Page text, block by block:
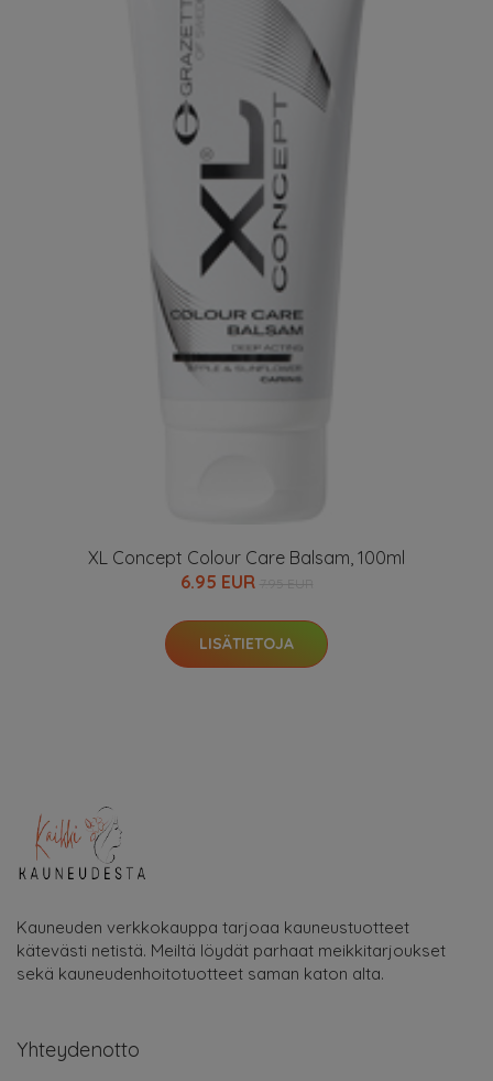
XL Concept Colour Care Balsam, 100ml
6.95 EUR
LISÄTIETOJA
Kauneuden verkkokauppa tarjoaa kauneustuotteet
kätevästi netistä. Meiltä löydät parhaat meikkitarjoukset
sekä kauneudenhoitotuotteet saman katon alta.
Yhteydenotto